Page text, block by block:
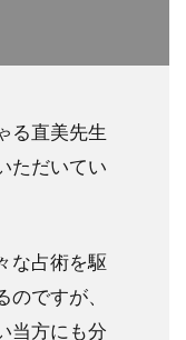
る直美先生
ただいてい
な占術を駆
ですが、
当方にも分